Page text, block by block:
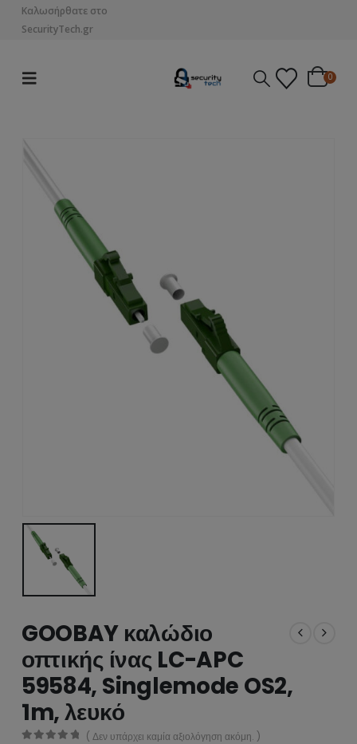
Καλωσήρθατε στο
SecurityTech.gr
0
GOOBAY καλώδιο
οπτικής ίνας LC-APC
59584, Singlemode OS2,
1m, λευκό
( Δεν υπάρχει καμία αξιολόγηση ακόμη. )